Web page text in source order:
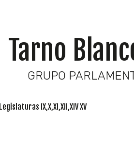
Tarno
GRUPO
Legislaturas IX,X,XI,XII,XIV XV